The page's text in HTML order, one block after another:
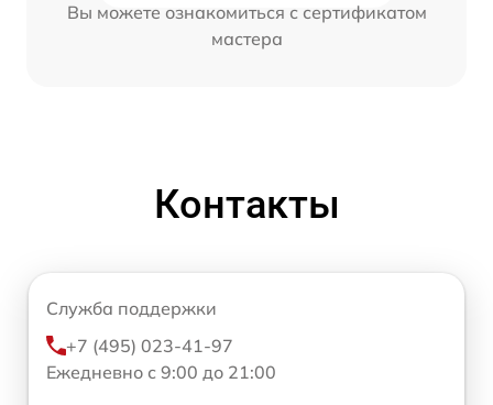
Вы можете ознакомиться с сертификатом
мастера
Контакты
Служба поддержки
+7 (495) 023-41-97
Ежедневно с 9:00 до 21:00